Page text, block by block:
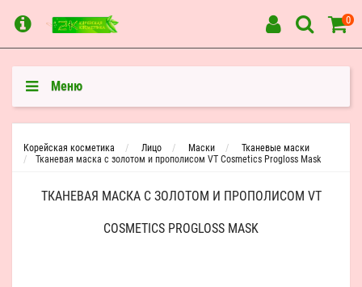
0
Меню
Корейская косметика Лицо Маски
Тканевые маски
Тканевая маска с золотом и прополисом VT Cosmetics Progloss Mask
ТКАНЕВАЯ МАСКА С ЗОЛОТОМ И ПРОПОЛИСОМ VT
COSMETICS PROGLOSS MASK